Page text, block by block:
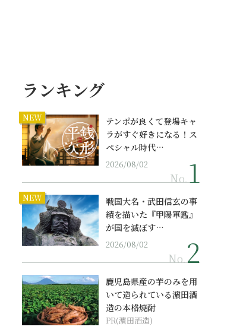
ランキング
NEW
テンポが良くて登場キャ
ラがすぐ好きになる！ス
ペシャル時代…
2026/08/02
No.
NEW
戦国大名・武田信玄の事
績を描いた『甲陽軍鑑』
が国を滅ぼす…
2026/08/02
No.
鹿児島県産の芋のみを用
いて造られている濵田酒
造の本格焼酎
PR(濵田酒造)